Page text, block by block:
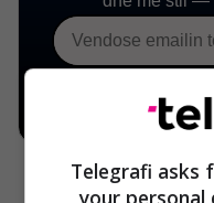
Telegrafi asks
your